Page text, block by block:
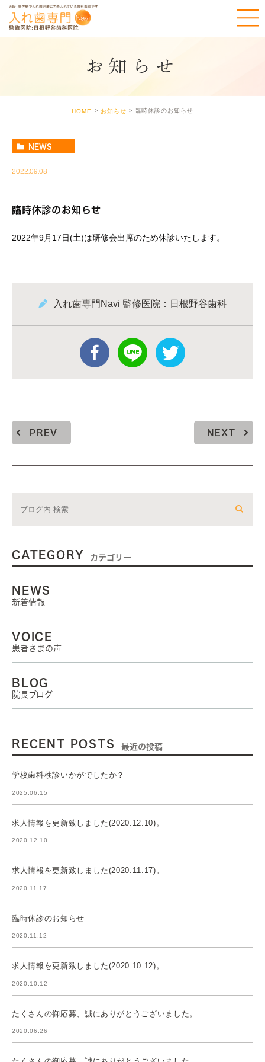
お知らせ
HOME お知らせ 臨時休診のお知らせ
NEWS
2022.09.08
臨時休診のお知らせ
2022年9月17日(土)は研修会出席のため休診いたします。
入れ歯専門Navi 監修医院：日根野谷歯科
PREV NEXT
CATEGORY カテゴリー
NEWS
新着情報
VOICE
患者さまの声
BLOG
院長ブログ
RECENT POSTS 最近の投稿
学校歯科検診いかがでしたか？
2025.06.15
求人情報を更新致しました(2020.12.10)。
2020.12.10
求人情報を更新致しました(2020.11.17)。
2020.11.17
臨時休診のお知らせ
2020.11.12
求人情報を更新致しました(2020.10.12)。
2020.10.12
たくさんの御応募、誠にありがとうございました。
2020.06.26